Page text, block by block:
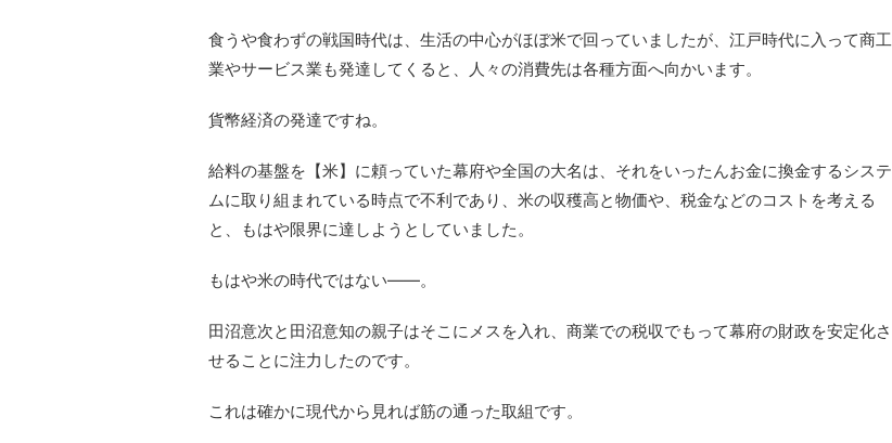
食うや食わずの戦国時代は、生活の中心がほぼ米で回っていましたが、江戸時代に入って商工
業やサービス業も発達してくると、人々の消費先は各種方面へ向かいます。
貨幣経済の発達ですね。
給料の基盤を【米】に頼っていた幕府や全国の大名は、それをいったんお金に換金するシステ
ムに取り組まれている時点で不利であり、米の収穫高と物価や、税金などのコストを考える
と、もはや限界に達しようとしていました。
もはや米の時代ではない――。
田沼意次と田沼意知の親子はそこにメスを入れ、商業での税収でもって幕府の財政を安定化さ
せることに注力したのです。
これは確かに現代から見れば筋の通った取組です。